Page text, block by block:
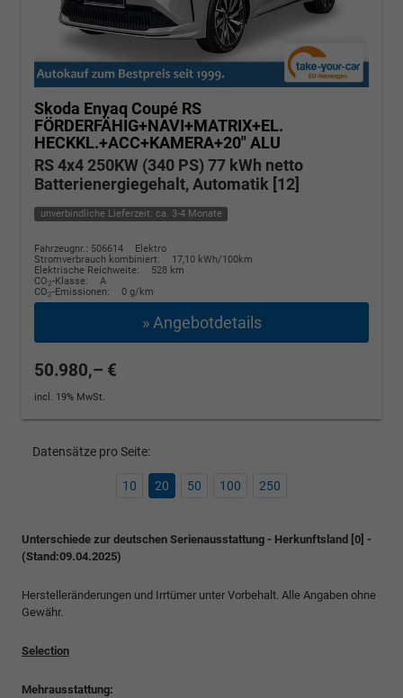
Skoda Enyaq Coupé RS
FÖRDERFÄHIG+NAVI+MATRIX+EL.
HECKKL.+ACC+KAMERA+20" ALU
RS 4x4 250KW (340 PS) 77 kWh netto
Batterienergiegehalt, Automatik [12]
unverbindliche Lieferzeit: ca. 3-4 Monate
Fahrzeugnr.: 506614
Elektro
Stromverbrauch kombiniert:
17,10 kWh/100km
Elektrische Reichweite:
528 km
CO2-Klasse:
A
CO2-Emissionen: 0 g/km
» Angebotdetails
50.980,– €
incl. 19% MwSt.
Datensätze pro Seite:
10 20 50 100 250
Unterschiede zur deutschen Serienausstattung - Herkunftsland [0] -
(Stand:09.04.2025)
Herstelleränderungen und Irrtümer unter Vorbehalt. Alle Angaben ohne
Gewähr.
Selection
Mehrausstattung: